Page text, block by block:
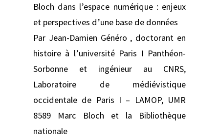
Bloch dans l’espace numérique : enjeux
et perspectives d’une base de données
Par Jean-Damien Généro , doctorant en
histoire à l’université Paris I Panthéon-
Sorbonne et ingénieur au CNRS,
Laboratoire de médiévistique
occidentale de Paris I – LAMOP, UMR
8589 Marc Bloch et la Bibliothèque
nationale